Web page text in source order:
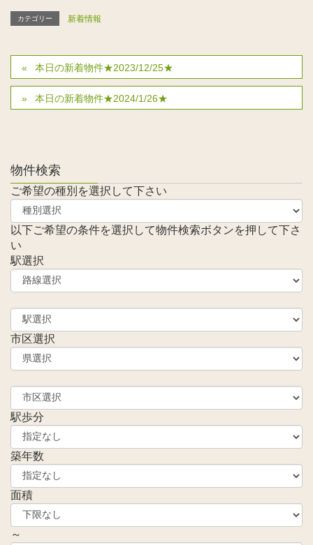
カテゴリー 新着情報
本日の新着物件★2023/12/25★
本日の新着物件★2024/1/26★
物件検索
ご希望の種別を選択して下さい
以下ご希望の条件を選択して物件検索ボタンを押して下さ
い
駅選択
市区選択
駅歩分
築年数
面積
～